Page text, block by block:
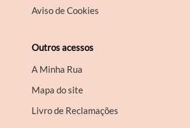
Aviso de Cookies
Outros acessos
A Minha Rua
Mapa do site
Livro de Reclamações